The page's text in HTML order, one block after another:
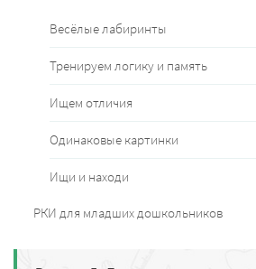
Весёлые лабиринты
Тренируем логику и память
Ищем отличия
Одинаковые картинки
Ищи и находи
РКИ для младших дошкольников